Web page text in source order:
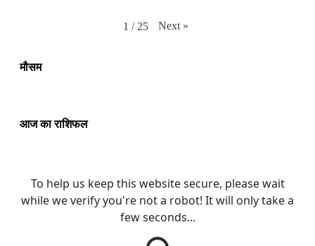
1 / 25 Next »
मौसम
आज का राशिफल